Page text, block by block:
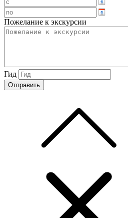
Пожелание к экскурсии
Гид